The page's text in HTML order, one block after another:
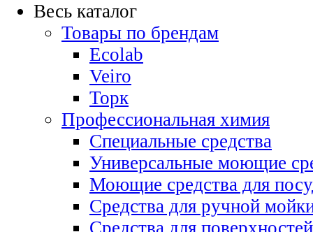
Весь каталог
Товары по брендам
Ecolab
Veiro
Торк
Профессиональная химия
Специальные средства
Универсальные моющие
Моющие средства для
Средства для ручной
Средства для поверхностей